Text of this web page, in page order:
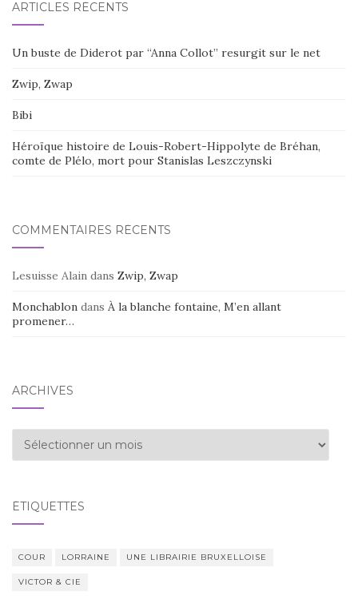
ARTICLES RÉCENTS
Un buste de Diderot par “Anna Collot” resurgit sur le net
Zwip, Zwap
Bibi
Héroïque histoire de Louis-Robert-Hippolyte de Bréhan,
comte de Plélo, mort pour Stanislas Leszczynski
COMMENTAIRES RÉCENTS
Lesuisse Alain dans Zwip, Zwap
Monchablon dans À la blanche fontaine, M’en allant
promener…
ARCHIVES
Archives
ÉTIQUETTES
COUR LORRAINE UNE LIBRAIRIE BRUXELLOISE
VICTOR & CIE